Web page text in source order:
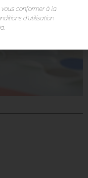
conformer à la
d’utilisation